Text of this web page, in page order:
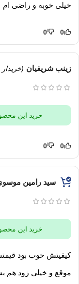
خیلی خوبه و راضی ام
0
0
زینب شریفیان
خرید این
0
0
سید رامین
خرید این
کیفیتش خوب بود
موقع و خیلی زود هم